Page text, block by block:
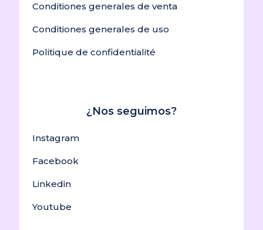
Conditiones generales de venta
Conditiones generales de uso
Politique de confidentialité
¿Nos seguimos?
Instagram
Facebook
Linkedin
Youtube